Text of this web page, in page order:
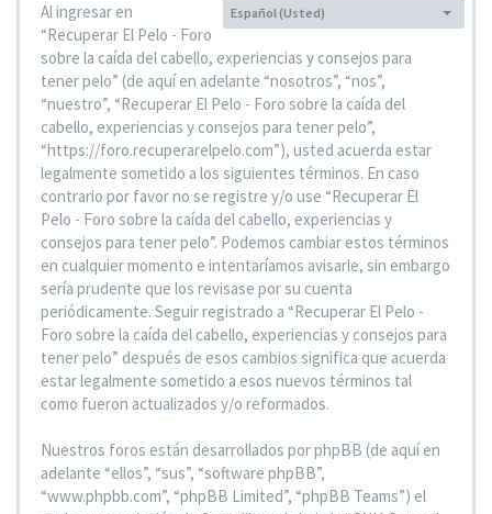
Idioma:
Español (Usted)
Al ingresar en
“Recuperar El Pelo - Foro
sobre la caída del cabello, experiencias y consejos para
tener pelo” (de aquí en adelante “nosotros”, “nos”,
“nuestro”, “Recuperar El Pelo - Foro sobre la caída del
cabello, experiencias y consejos para tener pelo”,
“https://foro.recuperarelpelo.com”), usted acuerda estar
legalmente sometido a los siguientes términos. En caso
contrario por favor no se registre y/o use “Recuperar El
Pelo - Foro sobre la caída del cabello, experiencias y
consejos para tener pelo”. Podemos cambiar estos términos
en cualquier momento e intentaríamos avisarle, sin embargo
sería prudente que los revisase por su cuenta
periódicamente. Seguir registrado a “Recuperar El Pelo -
Foro sobre la caída del cabello, experiencias y consejos para
tener pelo” después de esos cambios significa que acuerda
estar legalmente sometido a esos nuevos términos tal
como fueron actualizados y/o reformados.
Nuestros foros están desarrollados por phpBB (de aquí en
adelante “ellos”, “sus”, “software phpBB”,
“www.phpbb.com”, “phpBB Limited”, “phpBB Teams”) el